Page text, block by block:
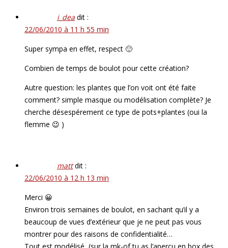
i_dea dit :
22/06/2010 à 11 h 55 min
Super sympa en effet, respect 🙂
Combien de temps de boulot pour cette création?
Autre question: les plantes que l’on voit ont été faite
comment? simple masque ou modélisation complète? Je
cherche désespérement ce type de pots+plantes (oui la
flemme 😉 )
matt dit :
22/06/2010 à 12 h 13 min
Merci 😀
Environ trois semaines de boulot, en sachant qu’il y a
beaucoup de vues d’extérieur que je ne peut pas vous
montrer pour des raisons de confidentialité…
Tout est modélisé, (sur la mk-of tu as l’aperçu en box des